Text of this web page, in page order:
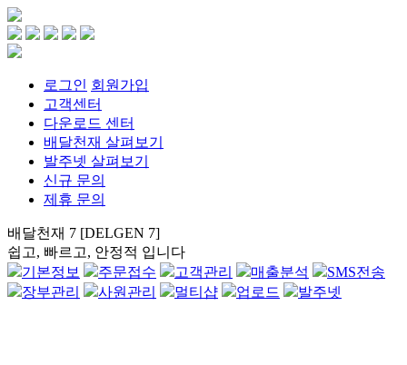
로그인 회원가입
고객센터
다운로드 센터
배달천재 살펴보기
발주넷 살펴보기
신규 문의
제휴 문의
배달천재 7 [DELGEN 7]
쉽고, 빠르고, 안정적 입니다
기본정보
주문접수 고객관리 매출분석
SMS전송
장부관리
사원관리 멀티샵 업로드 발주넷